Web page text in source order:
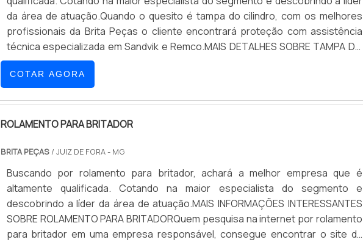
da área de atuação.Quando o quesito é tampa do cilindro, com os melhores
profissionais da Brita Peças o cliente encontrará proteção com assistência
técnica especializada em Sandvik e Remco.MAIS DETALHES SOBRE TAMPA DO
CILINDROA Brita Peças objetiva seus recursos em proporcionar para os
parceiros uma estrutura com escritório de alta qualidade onde são realizadas
as atividades e atendimento a clientes de pequeno, médio e grande porte, tudo
para se certificar que se tenha tampa do cilindro com proteção.Há muitas
maneiras eficientes de uma empresa demonstrar competência, excelência e
Profissionais com vasta experiência na área de atuação; Equipamentos de
última geração; Atendimento a clientes de pequeno, médio e grande porte;
Escritório de alta qualidade onde são realizadas as atividades. Discorrendo
ainda sobre tampa do cilindro, é importante buscar uma empresa que tenha
produtos e serviços com ótima qualidade e proteção, pequenos detalhes, mas
de grande valia para saber a procedência e seriedade da empresa.Isso tudo é a
COTAR AGORA
ROLAMENTO PARA BRITADOR
BRITA PEÇAS / JUIZ DE FORA - MG
Buscando por rolamento para britador, achará a melhor empresa que é
altamente qualificada. Cotando na maior especialista do segmento e
descobrindo a líder da área de atuação.MAIS INFORMAÇÕES INTERESSANTES
SOBRE ROLAMENTO PARA BRITADORQuem pesquisa na internet por rolamento
para britador em uma empresa responsável, consegue encontrar o site da